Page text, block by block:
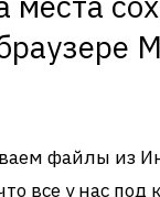
файлы из
все у нас под